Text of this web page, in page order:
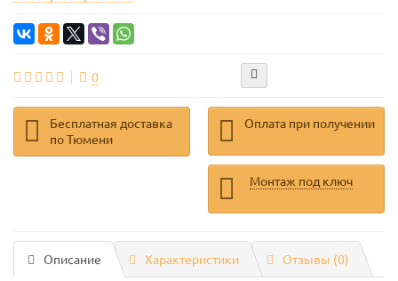
0
Бесплатная доставка
по Тюмени
Оплата при получении
Монтаж под ключ
Описание Характеристики Отзывы (0)